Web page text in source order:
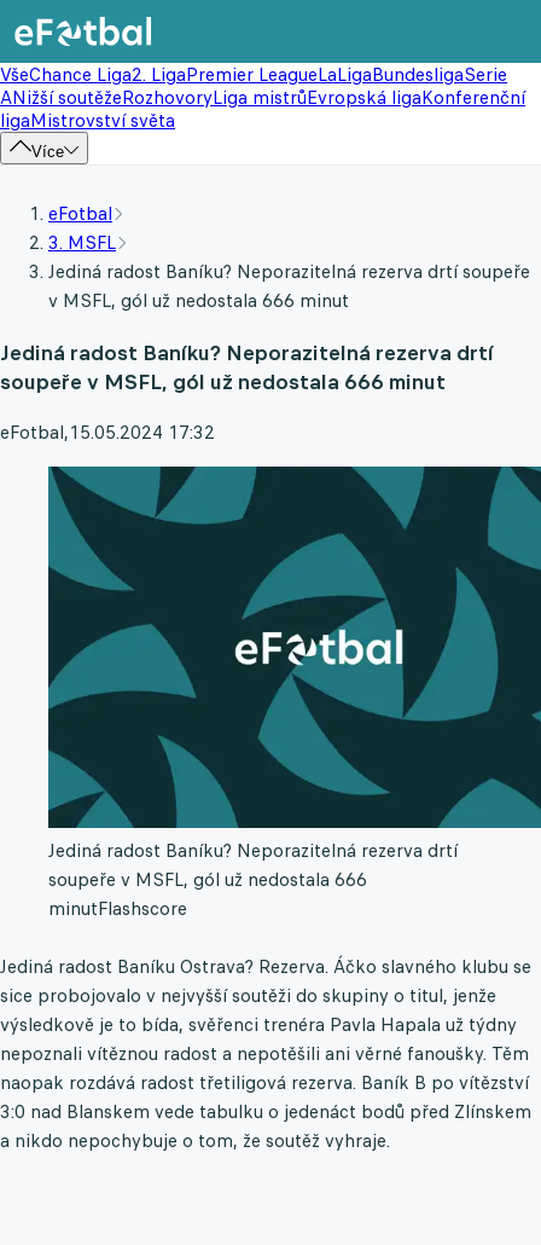
VšeChance Liga2. LigaPremier LeagueLaLigaBundesligaSerie
ANižší soutěžeRozhovoryLiga mistrůEvropská ligaKonferenční
ligaMistrovství světa
Více
eFotbal
3. MSFL
Jediná radost Baníku? Neporazitelná rezerva drtí soupeře
v MSFL, gól už nedostala 666 minut
Jediná radost Baníku? Neporazitelná rezerva drtí
soupeře v MSFL, gól už nedostala 666 minut
eFotbal,15.05.2024 17:32
Jediná radost Baníku? Neporazitelná rezerva drtí
soupeře v MSFL, gól už nedostala 666
minutFlashscore
Jediná radost Baníku Ostrava? Rezerva. Áčko slavného klubu se
sice probojovalo v nejvyšší soutěži do skupiny o titul, jenže
výsledkově je to bída, svěřenci trenéra Pavla Hapala už týdny
nepoznali vítěznou radost a nepotěšili ani věrné fanoušky. Těm
naopak rozdává radost třetiligová rezerva. Baník B po vítězství
3:0 nad Blanskem vede tabulku o jedenáct bodů před Zlínskem
a nikdo nepochybuje o tom, že soutěž vyhraje.